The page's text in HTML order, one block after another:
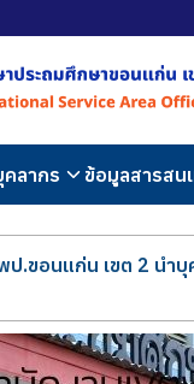
คลากร ข้อมูลสารสน
ป.ขอนแก่น เขต 2 นำบุ